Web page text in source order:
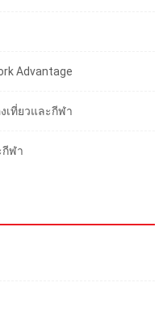
Advantage
เที่ยวและกีฬา
กีฬา